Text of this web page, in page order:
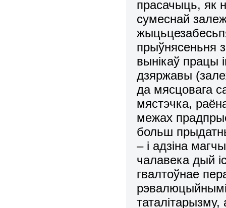
пpасачыць, як
сумеснай
прыўнясеньня
вынікаў працы
дзяpжавы
да мясцовага
мястэчка,
межах
больш
– і адзіна
чалавека дый
гвалтоўнае
pэвалюцыйнымі